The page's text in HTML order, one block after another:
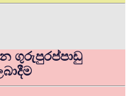
ගුරුපුරප්පාඩු